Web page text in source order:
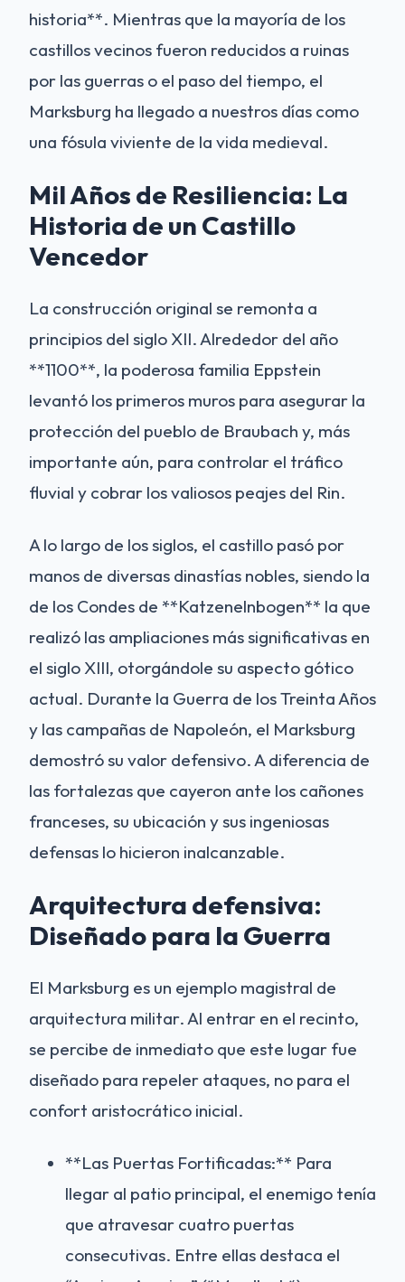
historia**. Mientras que la mayoría de los
castillos vecinos fueron reducidos a ruinas
por las guerras o el paso del tiempo, el
Marksburg ha llegado a nuestros días como
una fósula viviente de la vida medieval.
Mil Años de Resiliencia: La
Historia de un Castillo
Vencedor
La construcción original se remonta a
principios del siglo XII. Alrededor del año
**1100**, la poderosa familia Eppstein
levantó los primeros muros para asegurar la
protección del pueblo de Braubach y, más
importante aún, para controlar el tráfico
fluvial y cobrar los valiosos peajes del Rin.
A lo largo de los siglos, el castillo pasó por
manos de diversas dinastías nobles, siendo la
de los Condes de **Katzenelnbogen** la que
realizó las ampliaciones más significativas en
el siglo XIII, otorgándole su aspecto gótico
actual. Durante la Guerra de los Treinta Años
y las campañas de Napoleón, el Marksburg
demostró su valor defensivo. A diferencia de
las fortalezas que cayeron ante los cañones
franceses, su ubicación y sus ingeniosas
defensas lo hicieron inalcanzable.
Arquitectura defensiva:
Diseñado para la Guerra
El Marksburg es un ejemplo magistral de
arquitectura militar. Al entrar en el recinto,
se percibe de inmediato que este lugar fue
diseñado para repeler ataques, no para el
confort aristocrático inicial.
**Las Puertas Fortificadas:** Para
llegar al patio principal, el enemigo tenía
que atravesar cuatro puertas
consecutivas. Entre ellas destaca el